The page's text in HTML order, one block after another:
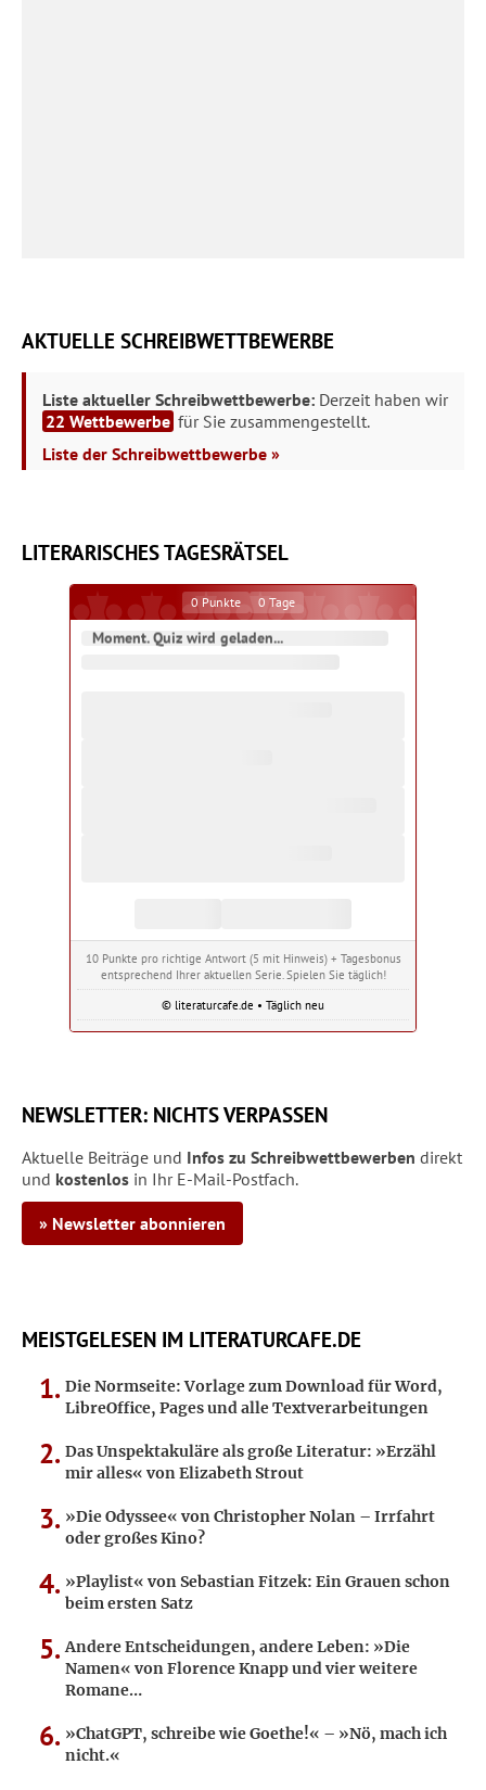
AKTUELLE SCHREIBWETTBEWERBE
Liste aktueller Schreibwettbewerbe: Derzeit haben wir
22 Wettbewerbe für Sie zusammengestellt.
Liste der Schreibwettbewerbe »
LITERARISCHES TAGESRÄTSEL
0 Punkte 0 Tage
Moment. Quiz wird geladen...
10 Punkte pro richtige Antwort (5 mit Hinweis) + Tagesbonus
entsprechend Ihrer aktuellen Serie. Spielen Sie täglich!
© literaturcafe.de • Täglich neu
NEWSLETTER: NICHTS VERPASSEN
Aktuelle Beiträge und Infos zu Schreibwettbewerben direkt
und kostenlos in Ihr E-Mail-Postfach.
» Newsletter abonnieren
MEISTGELESEN IM LITERATURCAFE.DE
Die Normseite: Vorlage zum Download für Word,
LibreOffice, Pages und alle Textverarbeitungen
Das Unspektakuläre als große Literatur: »Erzähl
mir alles« von Elizabeth Strout
»Die Odyssee« von Christopher Nolan – Irrfahrt
oder großes Kino?
»Playlist« von Sebastian Fitzek: Ein Grauen schon
beim ersten Satz
Andere Entscheidungen, andere Leben: »Die
Namen« von Florence Knapp und vier weitere
Romane…
»ChatGPT, schreibe wie Goethe!« – »Nö, mach ich
nicht.«